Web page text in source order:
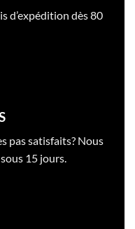
d’expédition dès 80
pas satisfaits? Nous
15 jours.